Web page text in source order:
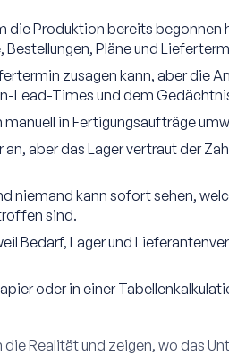
die Produktion bereits begonnen
Pläne und
zusagen kann, aber die
Lead-Times und dem
in Fertigungsaufträge
aber das Lager vertraut der
niemand kann sofort sehen,
sind.
Bedarf, Lager und
oder in einer
Realität und zeigen, wo das